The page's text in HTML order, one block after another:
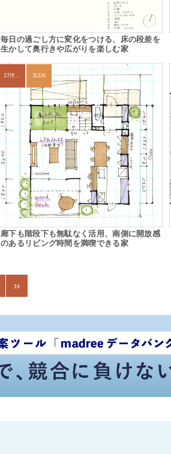
毎日の過ごし方に変化をつける、床の段差を
生かして奥行きや広がりを楽しむ家
27坪〜30坪 3LDK
廊下も階段下も無駄なく活用、南側に開放感
のあるリビング時間を満喫できる家
››